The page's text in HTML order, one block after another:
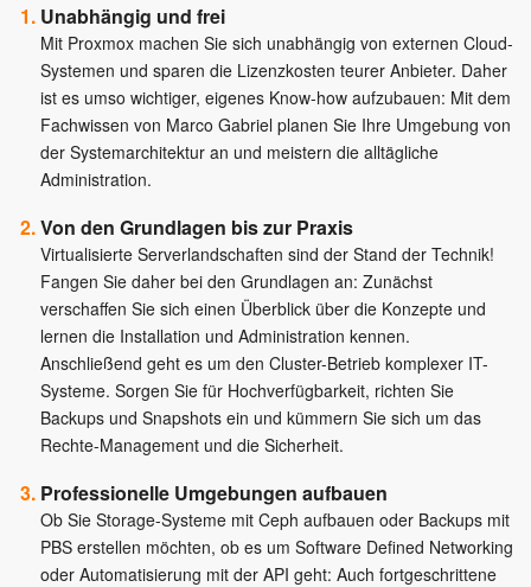
Unabhängig und frei
Mit Proxmox machen Sie sich unabhängig von externen Cloud-
Systemen und sparen die Lizenzkosten teurer Anbieter. Daher
ist es umso wichtiger, eigenes Know-how aufzubauen: Mit dem
Fachwissen von Marco Gabriel planen Sie Ihre Umgebung von
der Systemarchitektur an und meistern die alltägliche
Administration.
Von den Grundlagen bis zur Praxis
Virtualisierte Serverlandschaften sind der Stand der Technik!
Fangen Sie daher bei den Grundlagen an: Zunächst
verschaffen Sie sich einen Überblick über die Konzepte und
lernen die Installation und Administration kennen.
Anschließend geht es um den Cluster-Betrieb komplexer IT-
Systeme. Sorgen Sie für Hochverfügbarkeit, richten Sie
Backups und Snapshots ein und kümmern Sie sich um das
Rechte-Management und die Sicherheit.
Professionelle Umgebungen aufbauen
Ob Sie Storage-Systeme mit Ceph aufbauen oder Backups mit
PBS erstellen möchten, ob es um Software Defined Networking
oder Automatisierung mit der API geht: Auch fortgeschrittene